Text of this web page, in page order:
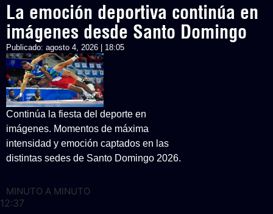
La emoción deportiva continúa en
imágenes desde Santo Domingo
Publicado: agosto 4, 2026 | 18:05
Continúa la fiesta del deporte en
imágenes. Momentos de máxima
intensidad y emoción captados en las
distintas sedes de Santo Domingo 2026.
MINUTO A MINUTO
12:37